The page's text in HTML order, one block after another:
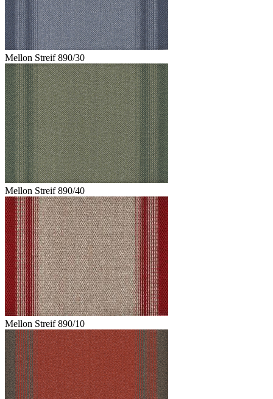
Mellon Streif 890/30
Mellon Streif 890/40
Mellon Streif 890/10